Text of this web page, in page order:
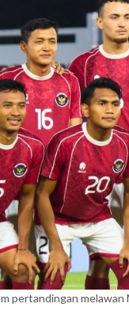
pertandingan melawan